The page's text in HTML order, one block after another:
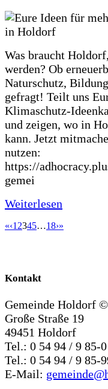
Was braucht
werden? Ob
Naturschutz,
gefragt! Teilt uns
Klimaschutz-
und zeigen, wo in
kann. Jetzt
nutzen:
https://
gemei
Weiterlesen
«‹1 2345…18›»
Kontakt
Gemeinde Holdorf ©
Große Straße 19
49451 Holdorf
Tel.: 0 54 94 / 9 85-0
Tel.: 0 54 94 / 9 85-
E-Mail: